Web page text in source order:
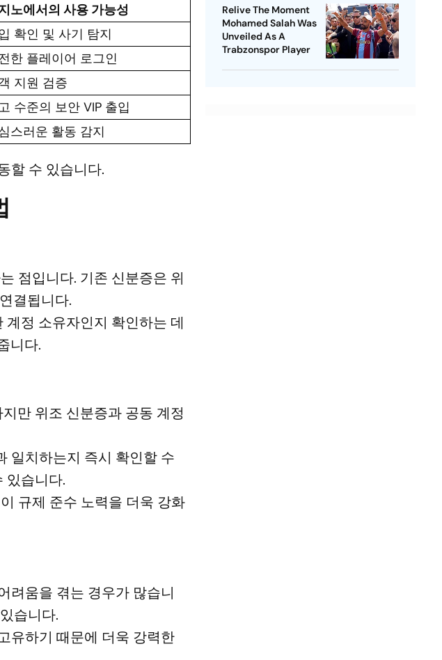
노에서의 사용 가능성
확인 및 사기 탐지
한 플레이어 로그인
지원 검증
수준의 보안 VIP 출입
스러운 활동 감지
할 수 있습니다.
점입니다. 기존 신분증은 위
결됩니다.
정 소유자인지 확인하는 데
니다.
만 위조 신분증과 공동 계정
일치하는지 즉시 확인할 수
있습니다.
규제 준수 노력을 더욱 강화
려움을 겪는 경우가 많습니
습니다.
유하기 때문에 더욱 강력한
Relive The Moment
Mohamed Salah Was
Unveiled As A
Trabzonspor Player